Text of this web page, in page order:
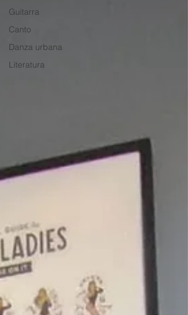
Guitarra
Canto
Danza urbana
Literatura